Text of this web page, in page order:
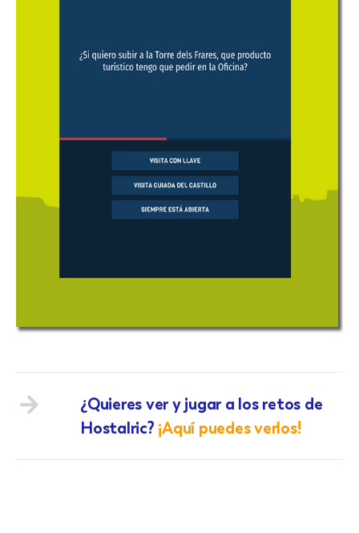
¿Quieres ver y jugar a los retos de
Hostalric? ¡Aquí puedes verlos!